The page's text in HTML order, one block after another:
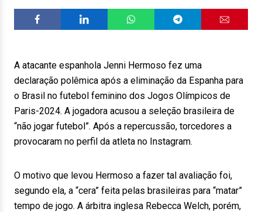
A atacante espanhola Jenni Hermoso fez uma
declaração polêmica após a eliminação da Espanha para
o Brasil no futebol feminino dos Jogos Olímpicos de
Paris-2024. A jogadora acusou a seleção brasileira de
“não jogar futebol”. Após a repercussão, torcedores a
provocaram no perfil da atleta no Instagram.
O motivo que levou Hermoso a fazer tal avaliação foi,
segundo ela, a “cera” feita pelas brasileiras para “matar”
tempo de jogo. A árbitra inglesa Rebecca Welch, porém,